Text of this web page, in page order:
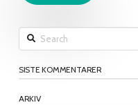
Search
SISTE KOMMENTARER
ARKIV